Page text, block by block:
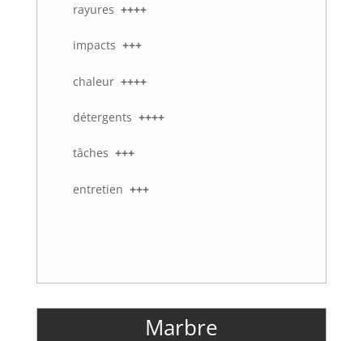
rayures ++++
impacts +++
chaleur ++++
détergents ++++
tâches +++
entretien +++
Marbre